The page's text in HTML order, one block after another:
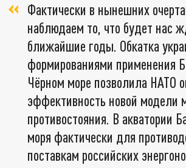
Фактически в нынешних
наблюдаем то, что будет нас
ближайшие годы. Обкатка
формированиями применения
Чёрном море позволила НАТО
эффективность новой модели
противостояния. В акватории
моря фактически для
поставкам российских